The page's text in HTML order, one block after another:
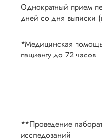
Однократный прием
дней со дня выписки
*Медицинская помощь
пациенту до 72 часов
**Проведение
исследований